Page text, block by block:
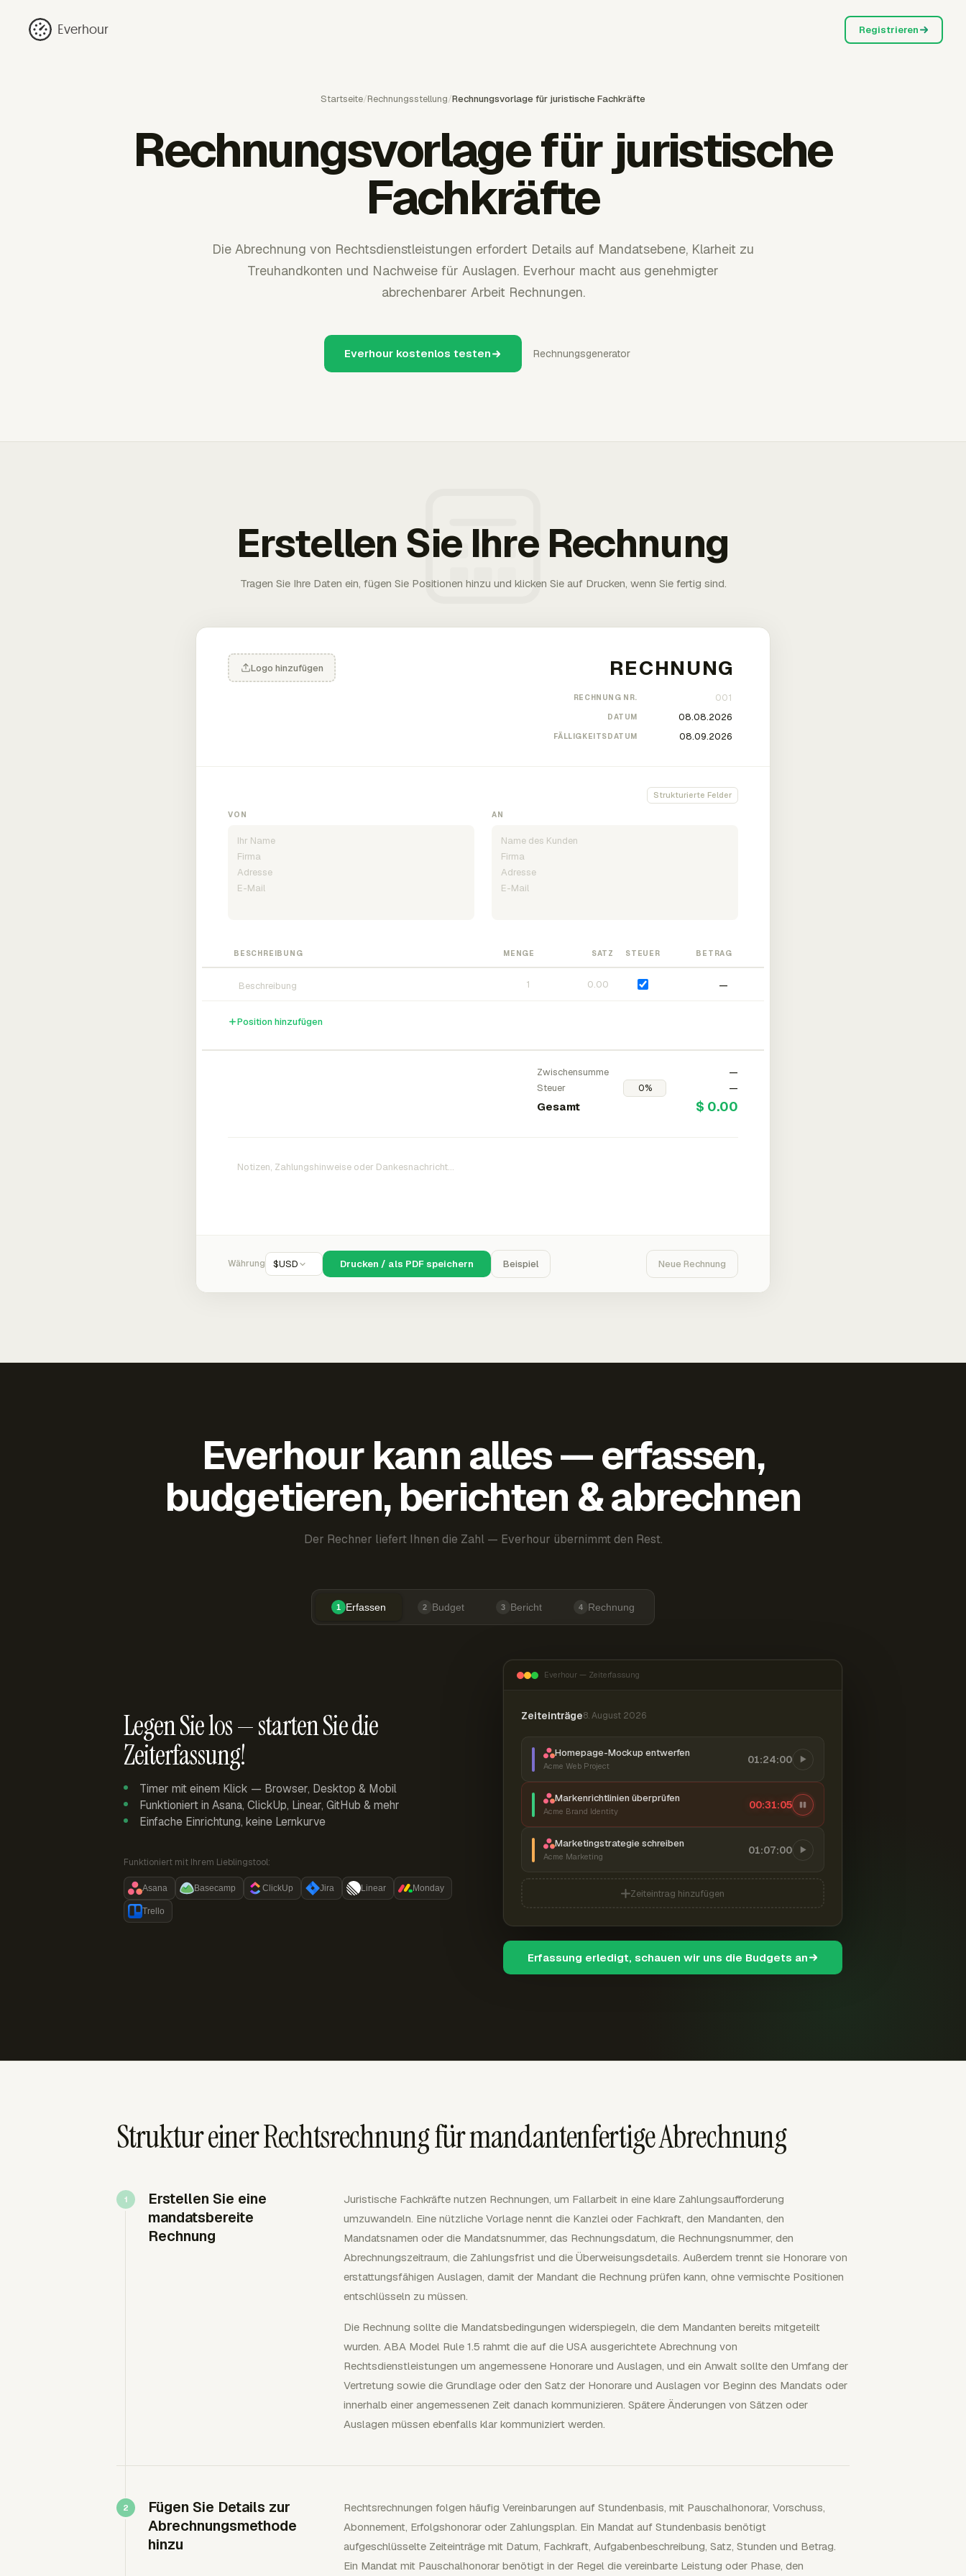
Everhour Registrieren
Startseite/Rechnungsstellung/Rechnungsvorlage für juristische Fachkräfte
Rechnungsvorlage für juristische
Fachkräfte
Die Abrechnung von Rechtsdienstleistungen erfordert Details auf Mandatsebene, Klarheit zu
Treuhandkonten und Nachweise für Auslagen. Everhour macht aus genehmigter
abrechenbarer Arbeit Rechnungen.
Everhour kostenlos testen Rechnungsgenerator
Erstellen Sie Ihre Rechnung
Tragen Sie Ihre Daten ein, fügen Sie Positionen hinzu und klicken Sie auf Drucken, wenn Sie fertig sind.
Logo hinzufügen
RECHNUNG NR.
DATUM
FÄLLIGKEITSDATUM
Strukturierte Felder
VON AN
BESCHREIBUNG MENGE SATZ STEUER BETRAG
—
Position hinzufügen
Zwischensumme
—
Steuer
—
Gesamt $ 0.00
Währung $USD Drucken / als PDF speichern Beispiel Neue Rechnung
Everhour kann alles — erfassen,
budgetieren, berichten & abrechnen
Der Rechner liefert Ihnen die Zahl — Everhour übernimmt den Rest.
1 Erfassen 2 Budget 3 Bericht 4 Rechnung
Legen Sie los — starten Sie die
Zeiterfassung!
Timer mit einem Klick — Browser, Desktop & Mobil
Funktioniert in Asana, ClickUp, Linear, GitHub & mehr
Einfache Einrichtung, keine Lernkurve
Funktioniert mit Ihrem Lieblingstool:
Asana Basecamp ClickUp Jira Linear Monday
Trello
Everhour — Zeiterfassung
Zeiteinträge8. August 2026
Homepage-Mockup entwerfen
Acme Web Project
01:24:00
Markenrichtlinien überprüfen
Acme Brand Identity
00:31:06
Marketingstrategie schreiben
Acme Marketing
01:07:00
Zeiteintrag hinzufügen
Erfassung erledigt, schauen wir uns die Budgets an
Struktur einer Rechtsrechnung für mandantenfertige Abrechnung
Erstellen Sie eine
mandatsbereite
Rechnung
Juristische Fachkräfte nutzen Rechnungen, um Fallarbeit in eine klare Zahlungsaufforderung
umzuwandeln. Eine nützliche Vorlage nennt die Kanzlei oder Fachkraft, den Mandanten, den
Mandatsnamen oder die Mandatsnummer, das Rechnungsdatum, die Rechnungsnummer, den
Abrechnungszeitraum, die Zahlungsfrist und die Überweisungsdetails. Außerdem trennt sie Honorare von
erstattungsfähigen Auslagen, damit der Mandant die Rechnung prüfen kann, ohne vermischte Positionen
entschlüsseln zu müssen.
Die Rechnung sollte die Mandatsbedingungen widerspiegeln, die dem Mandanten bereits mitgeteilt
wurden. ABA Model Rule 1.5 rahmt die auf die USA ausgerichtete Abrechnung von
Rechtsdienstleistungen um angemessene Honorare und Auslagen, und ein Anwalt sollte den Umfang der
Vertretung sowie die Grundlage oder den Satz der Honorare und Auslagen vor Beginn des Mandats oder
innerhalb einer angemessenen Zeit danach kommunizieren. Spätere Änderungen von Sätzen oder
Auslagen müssen ebenfalls klar kommuniziert werden.
Fügen Sie Details zur
Abrechnungsmethode
hinzu
Rechtsrechnungen folgen häufig Vereinbarungen auf Stundenbasis, mit Pauschalhonorar, Vorschuss,
Abonnement, Erfolgshonorar oder Zahlungsplan. Ein Mandat auf Stundenbasis benötigt
aufgeschlüsselte Zeiteinträge mit Datum, Fachkraft, Aufgabenbeschreibung, Satz, Stunden und Betrag.
Ein Mandat mit Pauschalhonorar benötigt in der Regel die vereinbarte Leistung oder Phase, den